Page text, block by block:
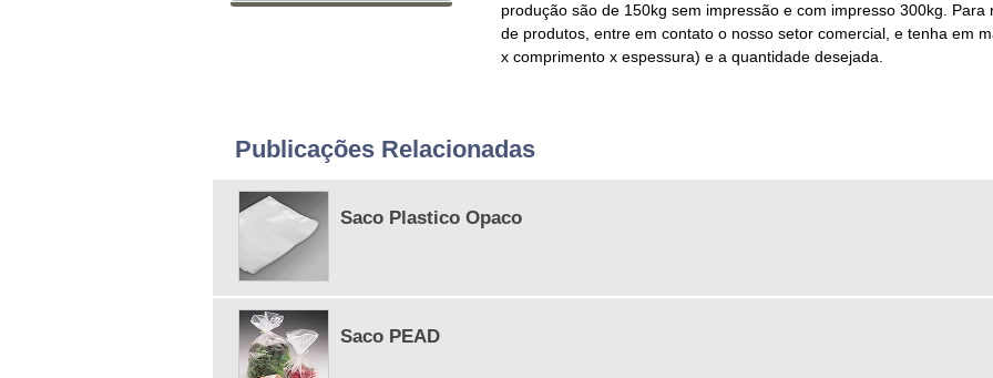
produção são de 150kg sem impressão e com impresso 300kg.
de produtos, entre em contato o nosso setor comercial, e tenha em
x comprimento x espessura) e a quantidade desejada.
Publicações Relacionadas
Saco Plastico Opaco
Saco PEAD